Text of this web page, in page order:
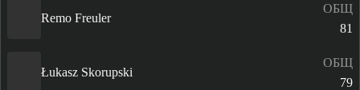
Remo Freuler
ОБЩ
81
Łukasz Skorupski
ОБЩ
79